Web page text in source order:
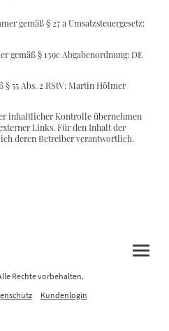
gemäß § 27 a Umsatzsteuergesetz:
§ 139c Abgabenordnung: DE
55 Abs. 2 RStV: Martin Hölmer
inhaltlicher Kontrolle übernehmen
Links. Für den Inhalt der
deren Betreiber verantwortlich.
Rechte vorbehalten.
Kundenlogin